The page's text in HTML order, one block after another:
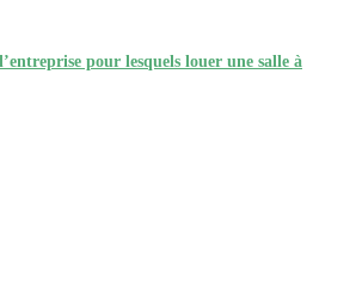
pour lesquels louer une salle à